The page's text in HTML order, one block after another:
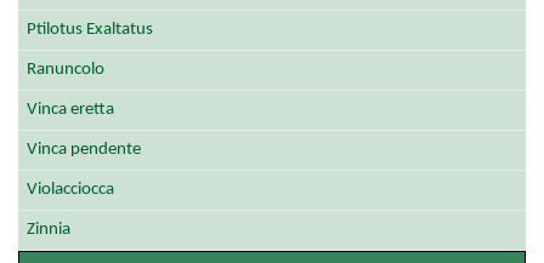
Ptilotus Exaltatus
Ranuncolo
Vinca eretta
Vinca pendente
Violacciocca
Zinnia